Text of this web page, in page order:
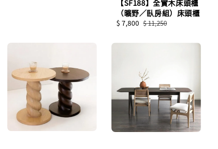
【SF188】全實木床頭櫃
（曠野／臥房組）床頭櫃
Sale
$ 7,800 Regular
$ 11,250